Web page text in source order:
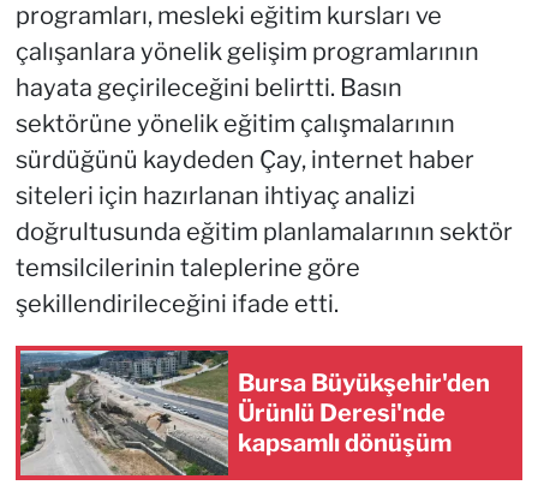
programları, mesleki eğitim kursları ve
çalışanlara yönelik gelişim programlarının
hayata geçirileceğini belirtti. Basın
sektörüne yönelik eğitim çalışmalarının
sürdüğünü kaydeden Çay, internet haber
siteleri için hazırlanan ihtiyaç analizi
doğrultusunda eğitim planlamalarının sektör
temsilcilerinin taleplerine göre
şekillendirileceğini ifade etti.
Bursa Büyükşehir'den
Ürünlü Deresi'nde
kapsamlı dönüşüm